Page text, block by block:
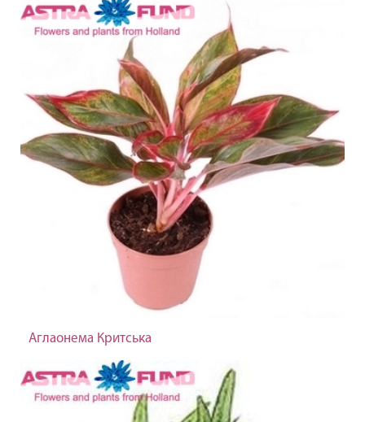
Аглаонема Критська